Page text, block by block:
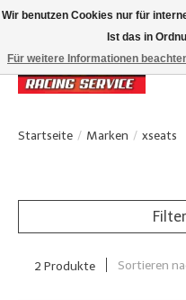
Klanten beoordelen ons met een
Startseite / Marken / xseats
2 Produkte Sortieren
Wir benutzen Cookies nur für
Ist das in
Für weitere Informationen